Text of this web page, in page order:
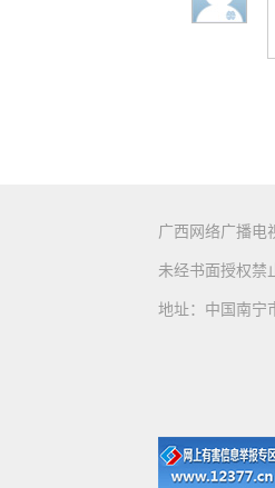
广西网络广播电
未经书面授权禁
地址：中国南宁